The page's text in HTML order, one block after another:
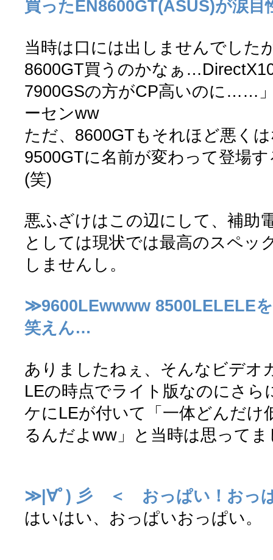
買ったEN8600GT(ASUS)が涙目
当時は口には出しませんでした
8600GT買うのかなぁ
7900GSの方がCP高いのに……
ーセンww
ただ、8600GTもそれほど悪く
9500GTに名前が変わって登場
(笑)
悪ふざけはこの辺にして、補助
としては現状では最高のスペッ
しませんし。
≫9600LEwwww 8500LELELE
笑えん…
ありましたねぇ、そんなビデオ
LEの時点でライト版なのにさら
ケにLEが付いて「一体どんだけ
るんだよww」と当時は思ってま
≫|∀ﾟ) 彡 ＜ おっぱい！おっ
はいはい、おっぱいおっぱい。